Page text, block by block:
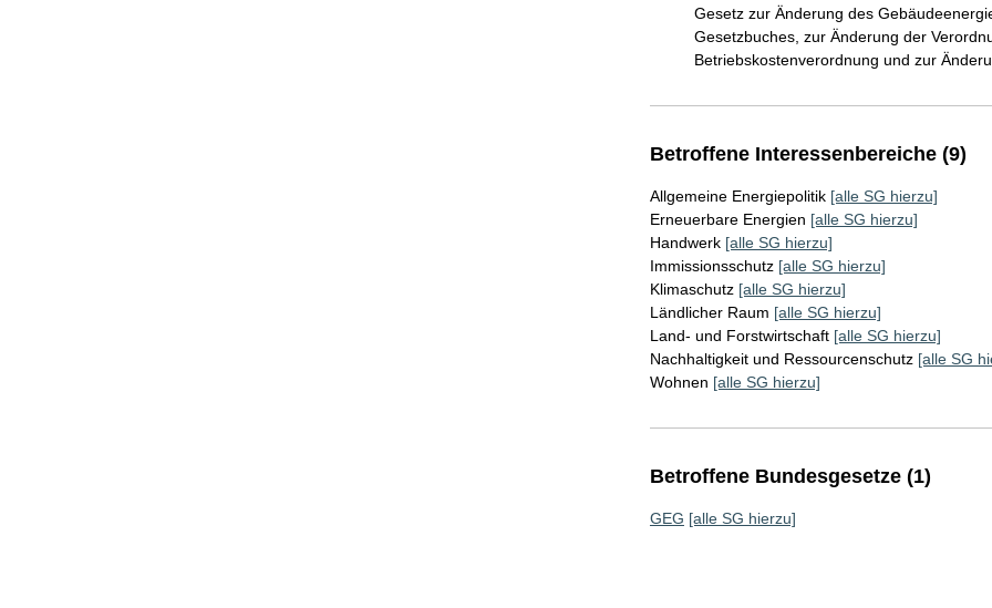
Gesetz zur Änderung des
Gesetzbuches, zur Änderung der
Betriebskostenverordnung und zur
Betroffene Interessenbereiche (9)
Allgemeine Energiepolitik [alle SG hierzu]
Erneuerbare Energien [alle SG hierzu]
Handwerk [alle SG hierzu]
Immissionsschutz [alle SG hierzu]
Klimaschutz [alle SG hierzu]
Ländlicher Raum [alle SG hierzu]
Land- und Forstwirtschaft [alle SG hierzu]
Nachhaltigkeit und Ressourcenschutz [alle SG
Wohnen [alle SG hierzu]
Betroffene Bundesgesetze (1)
GEG [alle SG hierzu]